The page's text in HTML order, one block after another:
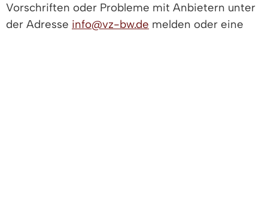
Vorschriften oder Probleme mit Anbietern unter
der Adresse info@vz-bw.de melden oder eine